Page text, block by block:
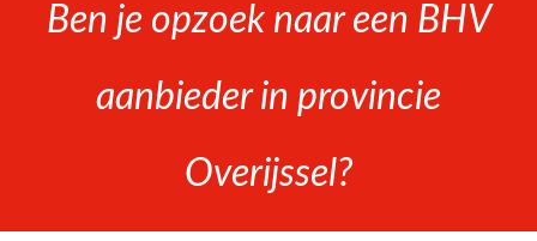
Ben je opzoek naar een BHV
aanbieder in provincie
Overijssel?